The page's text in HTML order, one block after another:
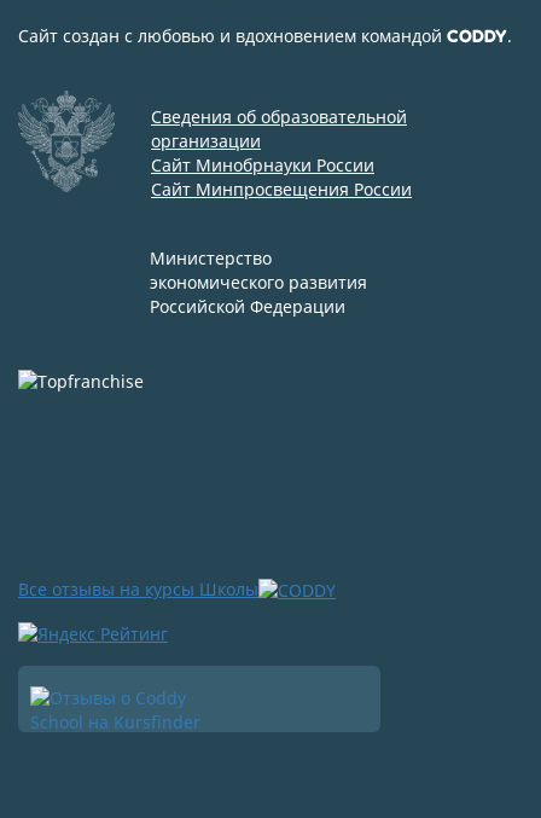
Сайт создан с любовью и вдохновением командой CODDY.
Сведения об образовательной
организации
Сайт Минобрнауки России
Сайт Минпросвещения России
Министерство
экономического развития
Российской Федерации
Все отзывы на курсы Школы